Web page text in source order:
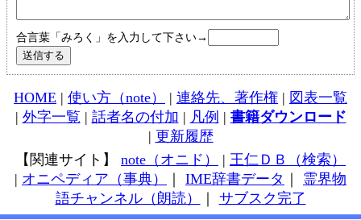
合言葉「みろく」を入力して下さい→
HOME | 使い方（note） | 連絡先、著作権 | 図表一覧
| 外字一覧 | 話者名の付加 | 凡例 | 書籍ダウンロード
| 更新履歴
【関連サイト】 note（オニド） | 王仁ＤＢ（検索）
| オニペディア（事典） IME辞書データ
霊界物
語チャンネル（朗読）
サブスク完了